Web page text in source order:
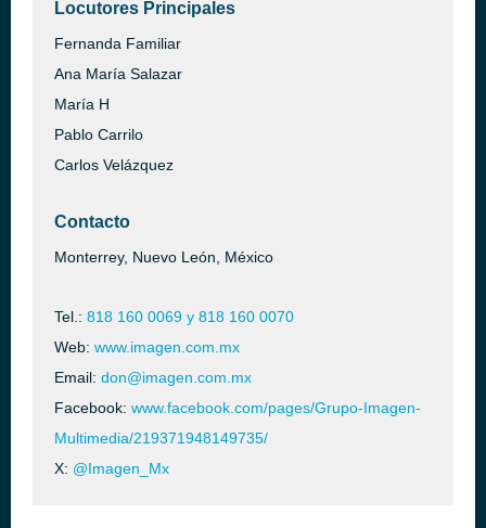
Locutores Principales
Fernanda Familiar
Ana María Salazar
María H
Pablo Carrilo
Carlos Velázquez
Contacto
Monterrey, Nuevo León, México
Tel.: 818 160 0069 y 818 160 0070
Web: www.imagen.com.mx
Email: don@imagen.com.mx
Facebook: www.facebook.com/pages/Grupo-Imagen-
Multimedia/219371948149735/
X: @Imagen_Mx